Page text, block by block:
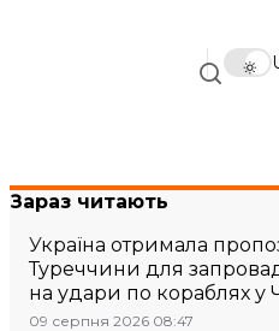
Зараз читають
Україна отримала
Туреччини для
на удари по кораблях
09 серпня 2026 08:47